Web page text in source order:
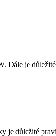
Dále je
důležité